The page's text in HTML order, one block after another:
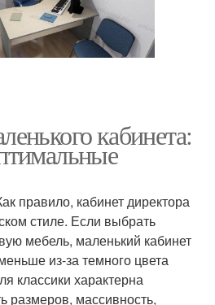
кабинета:
правило, кабинет директора
стиле. Если выбрать
мебель, маленький кабинет
из-за темного цвета
классики характерна
размеров, массивность,